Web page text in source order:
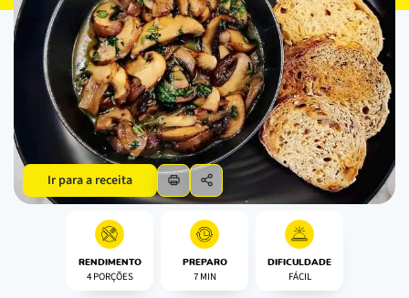
Ir para a receita
RENDIMENTO
4 PORÇÕES
PREPARO
7 MIN
DIFICULDADE
FÁCIL